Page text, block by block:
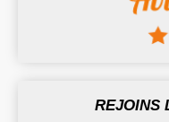
REJOINS